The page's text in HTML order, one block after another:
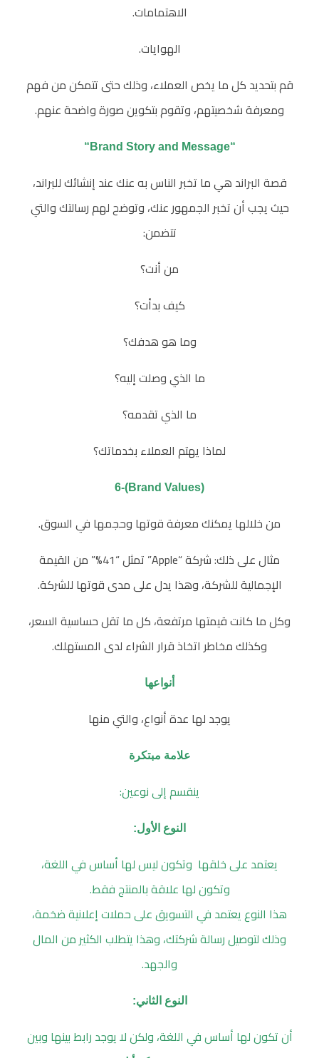
الاهتمامات.
الهوايات.
قم بتحديد كل ما يخص العملاء، وذلك حتى تتمكن من فهم
ومعرفة شخصيتهم، وتقوم بتكوين صورة واضحة عنهم.
“Brand Story and Message“
قصة البراند هي ما تخبر الناس به عنك عند إنشائك للبراند،
حيث يجب أن تخبر الجمهور عنك، وتوضح لهم رسالتك والتي
تتضمن:
من أنت؟
كيف بدأت؟
وما هو هدفك؟
ما الذي وصلت إليه؟
ما الذي تقدمه؟
لماذا يهتم العملاء بخدماتك؟
(Brand Values)-6
من خلالها يمكنك معرفة قوتها وحجمها في السوق.
مثال على ذلك: شركة “Apple” تمثل “41%” من القيمة
الإجمالية للشركة، وهذا يدل على مدى قوتها للشركة.
وكل ما كانت قيمتها مرتفعة، كل ما تقل حساسية السعر،
وكذلك مخاطر اتخاذ قرار الشراء لدى المستهلك.
أنواعها
يوجد لها عدة أنواع، والتي منها
علامة مبتكرة
ينقسم إلى نوعين:
النوع الأول:
يعتمد على خلقها وتكون ليس لها أساس في اللغة،
وتكون لها علاقة بالمنتج فقط.
هذا النوع يعتمد في التسويق على حملات إعلانية ضخمة،
وذلك لتوصيل رسالة شركتك، وهذا يتطلب الكثير من المال
والجهد.
النوع الثاني:
أن تكون لها أساس في اللغة، ولكن لا يوجد رابط بينها وبين